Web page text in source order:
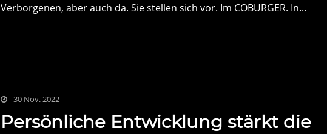
Verborgenen, aber auch da. Sie stellen sich vor. Im COBURGER. In...
30 Nov. 2022
Persönliche Entwicklung stärkt die